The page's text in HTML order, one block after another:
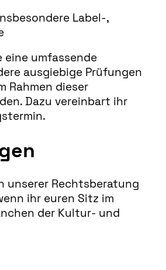
Label-,
eine umfassende
ausgiebige Prüfungen
Rahmen dieser
Dazu vereinbart ihr
unserer Rechtsberatung
ihr euren Sitz im
der Kultur- und